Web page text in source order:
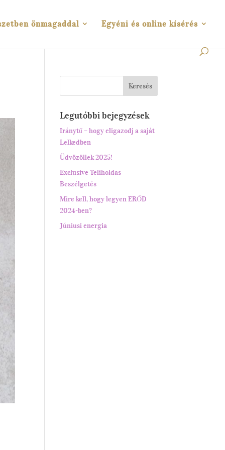
önmagaddal Egyéni és online kísérés
Legutóbbi bejegyzések
Iránytű – hogy eligazodj a saját
Lelkedben
Üdvözöllek 2025!
Exclusive Teliholdas
Beszélgetés
Mire kell, hogy legyen ERŐD
2024-ben?
Júniusi energia